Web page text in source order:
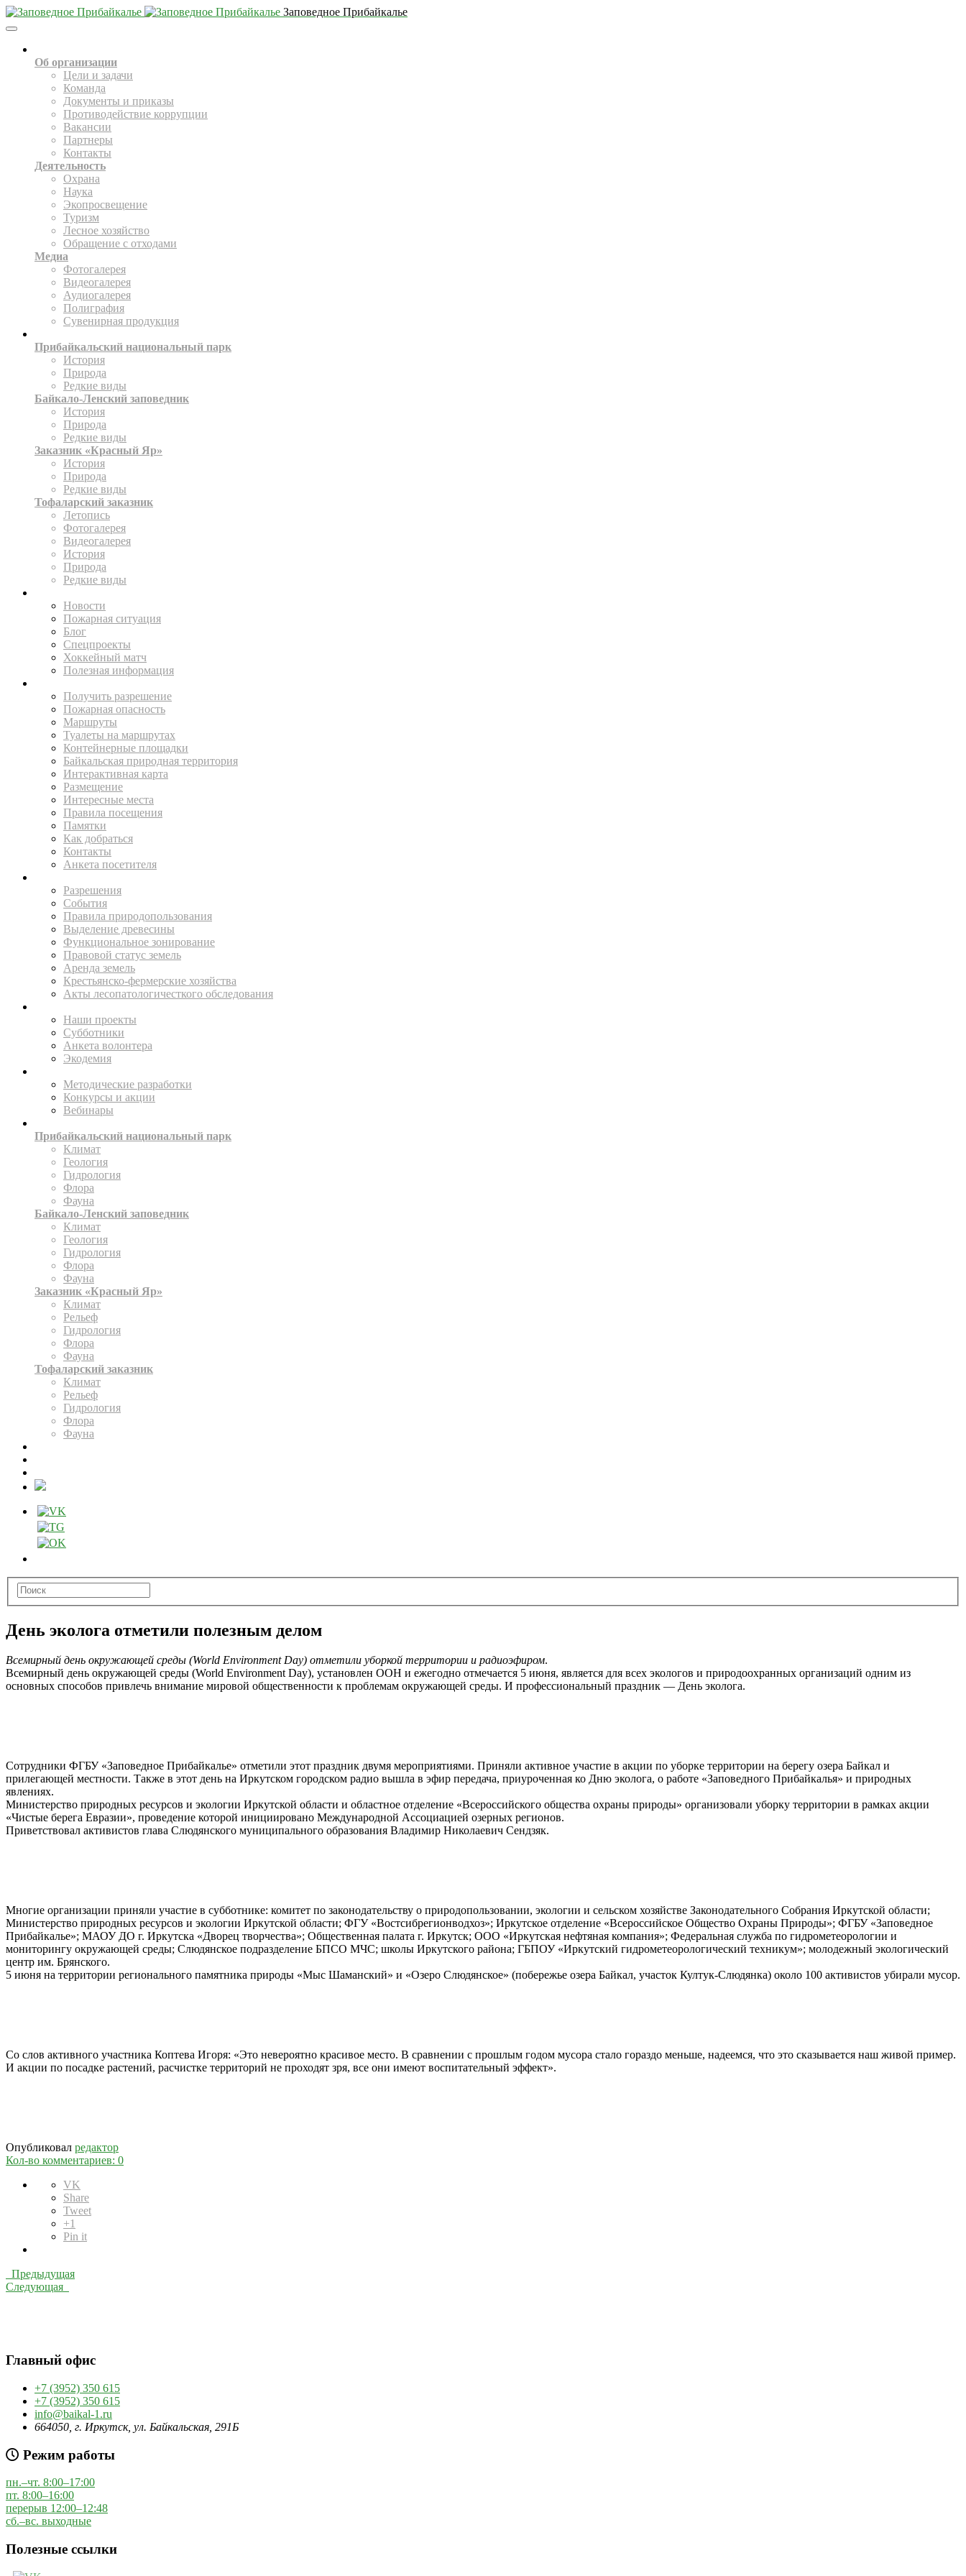
Заповедное Прибайкалье
Toggle
Об организации
Цели и задачи
Команда
Документы и приказы
Противодействие коррупции
Вакансии
Партнеры
Контакты
Деятельность
Охрана
Наука
Экопросвещение
Туризм
Лесное хозяйство
Обращение с отходами
Медиа
Фотогалерея
Видеогалерея
Аудиогалерея
Полиграфия
Сувенирная продукция
Прибайкальский национальный парк
История
Природа
Редкие виды
Байкало-Ленский заповедник
История
Природа
Редкие виды
Заказник «Красный Яр»
История
Природа
Редкие виды
Тофаларский заказник
Летопись
Фотогалерея
Видеогалерея
История
Природа
Редкие виды
Новости
Пожарная ситуация
Блог
Спецпроекты
Хоккейный матч
Полезная информация
Получить разрешение
Пожарная опасность
Маршруты
Туалеты на маршрутах
Контейнерные площадки
Байкальская природная территория
Интерактивная карта
Размещение
Интересные места
Правила посещения
Памятки
Как добраться
Контакты
Анкета посетителя
Разрешения
События
Правила природопользования
Выделение древесины
Функциональное зонирование
Правовой статус земель
Аренда земель
Крестьянско-фермерские хозяйства
Акты лесопатологичесткого обследования
Наши проекты
Субботники
Анкета волонтера
Экодемия
Методические разработки
Конкурсы и акции
Вебинары
Прибайкальский национальный парк
Климат
Геология
Гидрология
Флора
Фауна
Байкало-Ленский заповедник
Климат
Геология
Гидрология
Флора
Фауна
Заказник «Красный Яр»
Климат
Рельеф
Гидрология
Флора
Фауна
Тофаларский заказник
Климат
Рельеф
Гидрология
Флора
Фауна
День эколога отметили полезным делом
Всемирный день окружающей среды (World Environment Day) отметили уборкой территории и радиоэфиром.
Всемирный день окружающей среды (World Environment Day), установлен ООН и ежегодно отмечается 5 июня, является для всех экологов и природоохранных организаций одним из
основных способов привлечь внимание мировой общественности к проблемам окружающей среды. И профессиональный праздник — День эколога.
Сотрудники ФГБУ «Заповедное Прибайкалье» отметили этот праздник двумя мероприятиями. Приняли активное участие в акции по уборке территории на берегу озера Байкал и
прилегающей местности. Также в этот день на Иркутском городском радио вышла в эфир передача, приуроченная ко Дню эколога, о работе «Заповедного Прибайкалья» и природных
явлениях.
Министерство природных ресурсов и экологии Иркутской области и областное отделение «Всероссийского общества охраны природы» организовали уборку территории в рамках акции
«Чистые берега Евразии», проведение которой инициировано Международной Ассоциацией озерных регионов.
Приветствовал активистов глава Слюдянского муниципального образования Владимир Николаевич Сендзяк.
Многие организации приняли участие в субботнике: комитет по законодательству о природопользовании, экологии и сельском хозяйстве Законодательного Собрания Иркутской области;
Министерство природных ресурсов и экологии Иркутской области; ФГУ «Востсибрегионводхоз»; Иркутское отделение «Всероссийское Общество Охраны Природы»; ФГБУ «Заповедное
Прибайкалье»; МАОУ ДО г. Иркутска «Дворец творчества»; Общественная палата г. Иркутск; ООО «Иркутская нефтяная компания»; Федеральная служба по гидрометеорологии и
мониторингу окружающей среды; Слюдянское подразделение БПСО МЧС; школы Иркутского района; ГБПОУ «Иркутский гидрометеорологический техникум»; молодежный экологический
центр им. Брянского.
5 июня на территории регионального памятника природы «Мыс Шаманский» и «Озеро Слюдянское» (побережье озера Байкал, участок Култук-Слюдянка) около 100 активистов убирали мусор.
Со слов активного участника Коптева Игоря: «Это невероятно красивое место. В сравнении с прошлым годом мусора стало гораздо меньше, надеемся, что это сказывается наш живой пример.
И акции по посадке растений, расчистке территорий не проходят зря, все они имеют воспитательный эффект».
Опубликовал редактор
Кол-во комментариев: 0
VK
Share
Tweet
+1
Pin it
Предыдущая
Следующая
Главный офис
+7 (3952) 350 615
+7 (3952) 350 615
info@baikal-1.ru
664050, г. Иркутск, ул. Байкальская, 291Б
Режим работы
пн.–чт. 8:00–17:00
пт. 8:00–16:00
перерыв 12:00–12:48
сб.–вс. выходные
Полезные ссылки